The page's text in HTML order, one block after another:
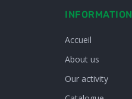
INFORMATION
Accueil
About us
Our activity